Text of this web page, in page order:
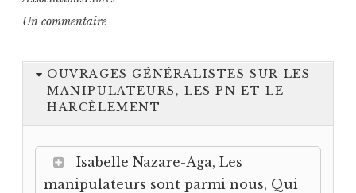
Un commentaire
OUVRAGES GÉNÉRALISTES SUR LES
MANIPULATEURS, LES PN ET LE
HARCÈLEMENT
Isabelle Nazare-Aga, Les
manipulateurs sont parmi nous, Qui